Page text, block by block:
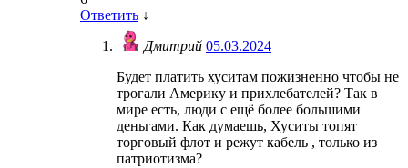
Ответить ↓
Дмитрий 05.03.2024
Будет платить хуситам пожизненно чтобы не
трогали Америку и прихлебателей? Так в
мире есть, люди с ещё более большими
деньгами. Как думаешь, Хуситы топят
торговый флот и режут кабель , только из
патриотизма?